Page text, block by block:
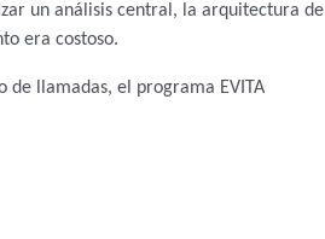
un análisis central, la arquitectura de
era costoso.
llamadas, el programa EVITA